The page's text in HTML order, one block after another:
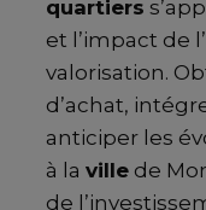
quartiers
et l’impact de l’
valorisation.
d’achat,
anticiper les
à la ville de
de